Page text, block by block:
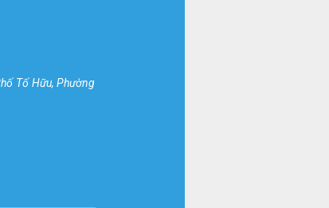
Tố Hữu, Phường